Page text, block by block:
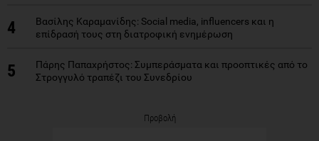
4
Βασίλης Καραμανίδης: Social media, influencers και η
επίδρασή τους στη διατροφική ενημέρωση
5
Πάρης Παπαχρήστος: Συμπεράσματα και προοπτικές από το
Στρογγυλό τραπέζι του Συνεδρίου
Προβολή